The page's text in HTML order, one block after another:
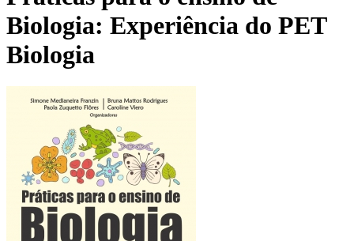
Biologia: Experiência do PET
Biologia